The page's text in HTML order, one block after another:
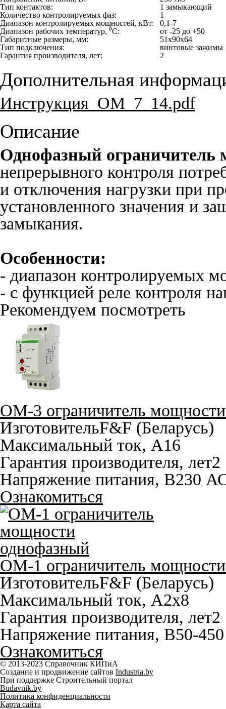
Тип контактов:
1 замыкающий
Количество контролируемых фаз:
1
Диапазон контролируемых мощностей, кВт:
0,1-7
Диапазон рабочих температур, ⁰С:
от -25 до +50
Габаритные размеры, мм:
51х90х64
Тип подключения:
винтовые зажимы
Гарантия производителя, лет:
2
Дополнительная
Инструкция_ОМ_7_14.pdf
Описание
Однофазный
непрерывного контроля
и отключения нагрузки при
установленного значения и
замыкания.
Особенности:
- диапазон контролируемых
- с функцией реле контроля
Рекомендуем посмотреть
OM-3 ограничитель
ИзготовительF&F (Беларусь)
Максимальный ток, A16
Гарантия производителя, лет2
Напряжение питания, В230
Ознакомиться
OM-1 ограничитель
ИзготовительF&F (Беларусь)
Максимальный ток, A2х8
Гарантия производителя, лет2
Напряжение питания, В50-450
Ознакомиться
© 2013-2023 Справочник КИПиА
Создание и продвижение сайтов Industria.by
При поддержке Строительный портал
Budavnik.by
Политика конфиденциальности
Карта сайта